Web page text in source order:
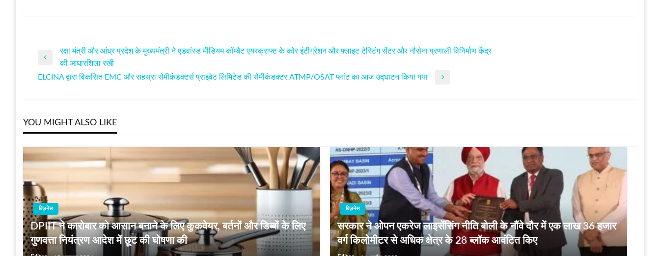
पोस्ट
नेविगेशन
Previous
Post
रक्षा मंत्री और आंध्र प्रदेश के मुख्यमंत्री ने एडवांस्ड मीडियम कॉम्बैट एयरक्राफ्ट के कोर इंटीग्रेशन और फ्लाइट टेस्टिंग सेंटर और नौसेना प्रणाली विनिर्माण केंद्र
की आधारशिला रखी
Next
ELCINA द्वारा विकसित EMC और सहस्रा सेमीकंडक्टर्स प्राइवेट लिमिटेड की सेमीकंडक्टर ATMP/OSAT प्लांट का आज उद्घाटन किया गया
YOU MIGHT ALSO LIKE
बिज़नेस
DPIIT ने कारोबार को आसान बनाने के लिए कुकवेयर, बर्तनों और डिब्बों के लिए
गुणवत्ता नियंत्रण आदेश में छूट की घोषणा की
बिज़नेस
सरकार ने ओपन एकरेज लाइसेंसिंग नीति बोली के नौंवे दौर में एक लाख 36 हजार
वर्ग किलोमीटर से अधिक क्षेत्र के 28 ब्लॉक आवंटित किए